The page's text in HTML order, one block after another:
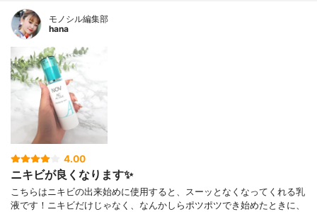
モノシル編集部
hana
4.00
ニキビが良くなります✨
こちらはニキビの出来始めに使用すると、スーッとなくなってくれる乳
液です！ニキビだけじゃなく、なんかしらポツポツでき始めたときに、